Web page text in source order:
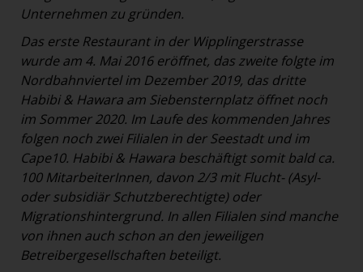
Unternehmen zu gründen.
Das erste Restaurant in der Wipplingerstrasse
wurde am 4. Mai 2016 eröffnet, das zweite folgte im
Nordbahnviertel im Dezember 2019, das dritte
Habibi & Hawara am Siebensternplatz öffnet noch
im Sommer 2020. Im Laufe des kommenden Jahres
folgen noch zwei Filialen in der Seestadt und im
Cape10. Habibi & Hawara beschäftigt somit bald ca.
100 MitarbeiterInnen, davon 2/3 mit Flucht- (Asyl-
oder subsidiär Schutzberechtigte) oder
Migrationshintergrund. In allen Filialen sind manche
von ihnen auch schon an den jeweiligen
Betreibergesellschaften beteiligt.